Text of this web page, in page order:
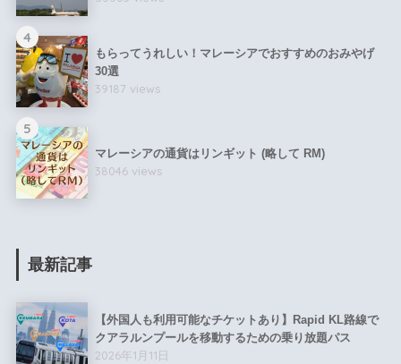
4
もらってうれしい！マレーシアでおすすめのおみやげ
30選
39187 views
5
マレーシアの通貨はリンギット (略して RM)
38046 views
最新記事
【外国人も利用可能なチケットあり】Rapid KL路線で
クアラルンプールを移動するための乗り放題パス
2026年1月11日